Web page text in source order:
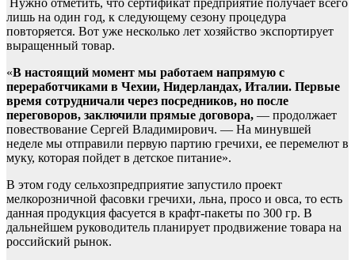
лишь на один год, к следующему сезону процедура
повторяется. Вот уже несколько лет хозяйство экспортирует
выращенный товар.
«В настоящий момент мы работаем напрямую с
переработчиками в Чехии, Нидерландах, Италии. Первые
время сотрудничали через посредников, но после
переговоров, заключили прямые договора, — продолжает
повествование Сергей Владимирович. — На минувшей
неделе мы отправили первую партию гречихи, ее перемелют в
муку, которая пойдет в детское питание».
В этом году сельхозпредприятие запустило проект
мелкорозничной фасовки гречихи, льна, просо и овса, то есть
данная продукция фасуется в крафт-пакеты по 300 гр. В
дальнейшем руководитель планирует продвижение товара на
российский рынок.